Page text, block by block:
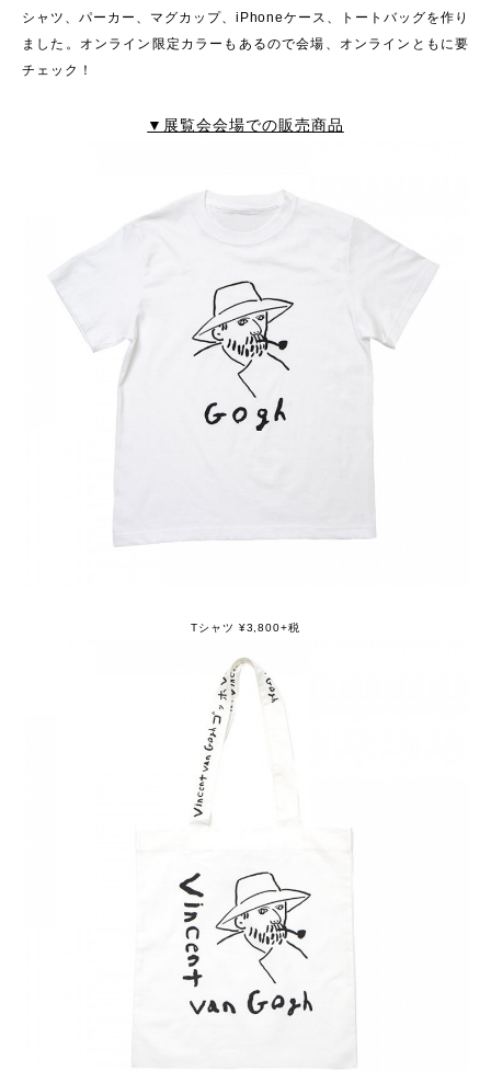
シャツ、パーカー、マグカップ、iPhoneケース、トートバッグを作り
ました。オンライン限定カラーもあるので会場、オンラインともに要
チェック！
▼展覧会会場での販売商品
Tシャツ ¥3,800+税